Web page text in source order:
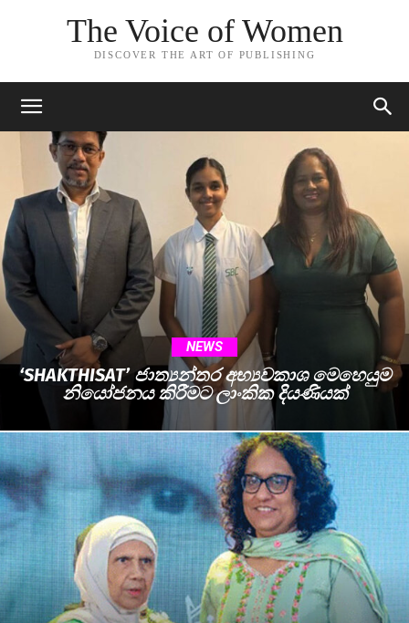
The Voice of Women
DISCOVER THE ART OF PUBLISHING
NEWS
‘SHAKTHISAT’ ජාත්‍යන්තර අභ්‍යවකාශ මෙහෙයුම
නියෝජනය කිරීමට ලාංකික දියණියක්